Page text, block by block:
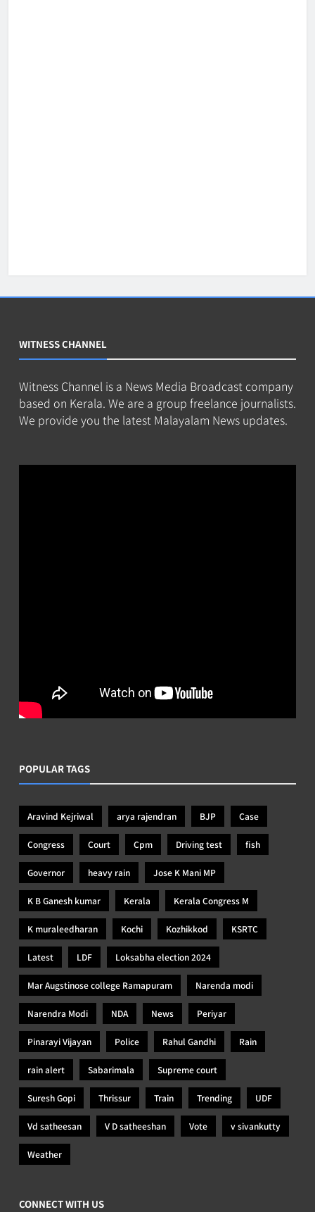
WITNESS CHANNEL
Witness Channel is a News Media Broadcast company
based on Kerala. We are a group freelance journalists.
We provide you the latest Malayalam News updates.
POPULAR TAGS
Aravind Kejriwal arya rajendran BJP Case
Congress Court Cpm Driving test fish
Governor heavy rain Jose K Mani MP
K B Ganesh kumar Kerala Kerala Congress M
K muraleedharan Kochi Kozhikkod KSRTC
Latest LDF Loksabha election 2024
Mar Augstinose college Ramapuram Narenda modi
Narendra Modi NDA News Periyar
Pinarayi Vijayan Police Rahul Gandhi Rain
rain alert Sabarimala Supreme court
Suresh Gopi Thrissur Train Trending UDF
Vd satheesan V D satheeshan Vote v sivankutty
Weather
CONNECT WITH US